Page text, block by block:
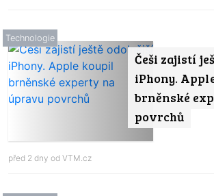
Češi zajistí
iPhony.
brněnské
povrchů
Technologie
před 2 dny od VTM.cz